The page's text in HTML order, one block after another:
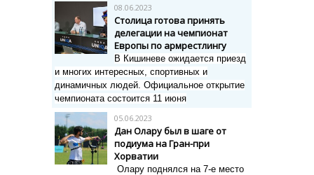
08.06.2023
Столица готова принять
делегации на чемпионат
Европы по армрестлингу
В Кишиневе ожидается приезд
и многих интересных, спортивных и
динамичных людей. Официальное открытие
чемпионата состоится 11 июня
05.06.2023
Дан Олару был в шаге от
подиума на Гран-при
Хорватии
Олару поднялся на 7-е место